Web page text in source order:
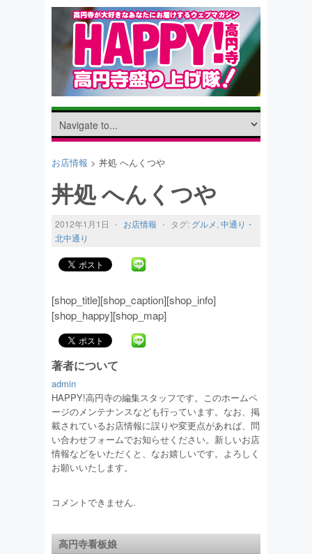
お店情報 > 丼処 へんくつや
丼処 へんくつや
2012年1月1日 - お店情報 - タグ: グルメ, 中通り・
北中通り
[shop_title][shop_caption][shop_info]
[shop_happy][shop_map]
著者について
admin
HAPPY!高円寺の編集スタッフです。このホームペ
ージのメンテナンスなども行っています。なお、掲
載されているお店情報に誤りや変更点があれば、問
い合わせフォームでお知らせください。新しいお店
情報などをいただくと、なお嬉しいです。よろしく
お願いいたします。
コメントできません.
高円寺看板娘